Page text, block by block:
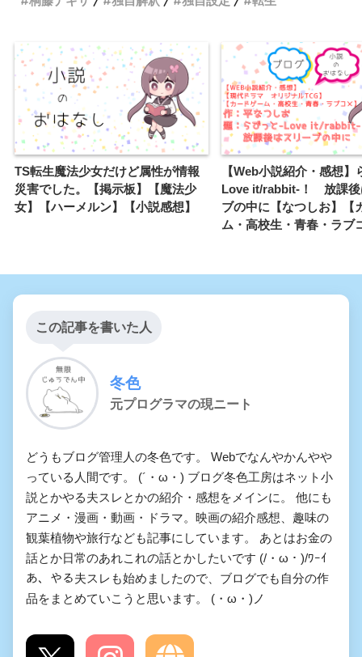
TS転生魔法少女だけど属性が情報
災害でした。【掲示板】【魔法少
女】【ハーメルン】【小説感想】
【Web小説紹介・感想】
Love it/rabbit-！ 放課後
ブの中に【なつしお】【
ム・高校生・青春・ラブ
この記事を書いた人
冬色
元プログラマの現ニート
どうもブログ管理人の冬色です。 Webでなんやかんやや
っている人間です。 (´・ω・) ブログ冬色工房はネット小
説とかやる夫スレとかの紹介・感想をメインに。 他にも
アニメ・漫画・動画・ドラマ。映画の紹介感想、趣味の
観葉植物や旅行なども記事にしています。 あとはお金の
話とか日常のあれこれの話とかしたいです (/・ω・)/ﾜｰｲ
あ、やる夫スレも始めましたので、ブログでも自分の作
品をまとめていこうと思います。 (・ω・)ノ